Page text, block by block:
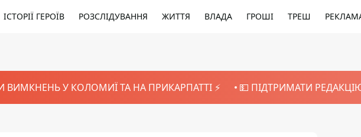
ІСТОРІЇ ГЕРОЇВ РОЗСЛІДУВАННЯ ЖИТТЯ ВЛАДА ГРОШІ ТРЕШ
ВИМКНЕНЬ У КОЛОМИЇ ТА НА ПРИКАРПАТТІ ⚡️ 💵 ПІДТРИМАТИ